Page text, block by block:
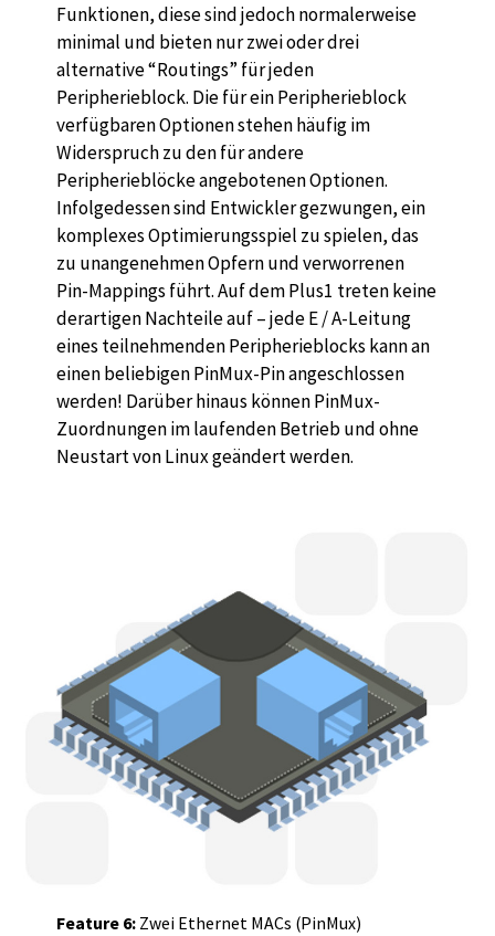
Funktionen, diese sind jedoch normalerweise
minimal und bieten nur zwei oder drei
alternative “Routings” für jeden
Peripherieblock. Die für ein Peripherieblock
verfügbaren Optionen stehen häufig im
Widerspruch zu den für andere
Peripherieblöcke angebotenen Optionen.
Infolgedessen sind Entwickler gezwungen, ein
komplexes Optimierungsspiel zu spielen, das
zu unangenehmen Opfern und verworrenen
Pin-Mappings führt. Auf dem Plus1 treten keine
derartigen Nachteile auf – jede E / A-Leitung
eines teilnehmenden Peripherieblocks kann an
einen beliebigen PinMux-Pin angeschlossen
werden! Darüber hinaus können PinMux-
Zuordnungen im laufenden Betrieb und ohne
Neustart von Linux geändert werden.
Feature 6:Zwei Ethernet MACs (PinMux)